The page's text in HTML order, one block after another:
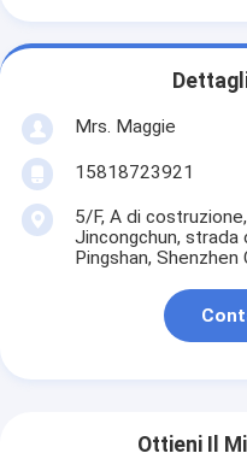
Mrs. Maggie
15818723921
5/F, A di
Jincongchun,
Pingshan, Shenzhen
Ottieni Il